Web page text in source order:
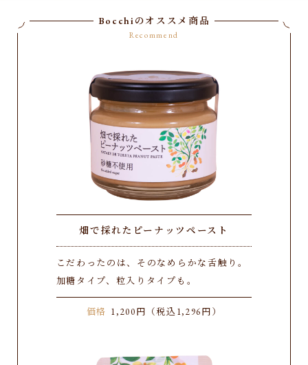
Bocchiのオススメ商品
Recommend
畑で採れたピーナッツペースト
こだわったのは、そのなめらかな舌触り。
加糖タイプ、粒入りタイプも。
価格 1,200円（税込1,296円）